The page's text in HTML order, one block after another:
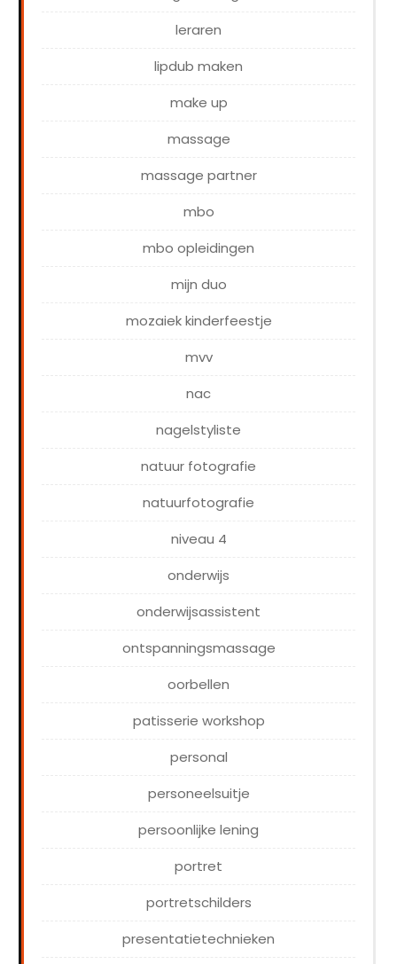
leraren
lipdub maken
make up
massage
massage partner
mbo
mbo opleidingen
mijn duo
mozaiek kinderfeestje
mvv
nac
nagelstyliste
natuur fotografie
natuurfotografie
niveau 4
onderwijs
onderwijsassistent
ontspanningsmassage
oorbellen
patisserie workshop
personal
personeelsuitje
persoonlijke lening
portret
portretschilders
presentatietechnieken